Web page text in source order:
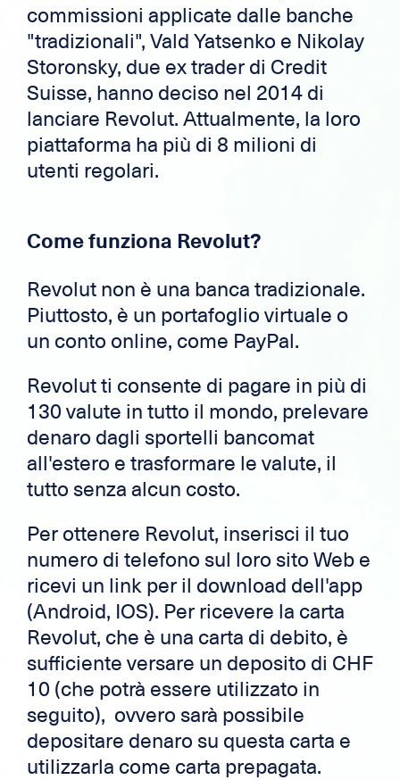
commissioni applicate dalle banche
"tradizionali", Vald Yatsenko e Nikolay
Storonsky, due ex trader di Credit
Suisse, hanno deciso nel 2014 di
lanciare Revolut. Attualmente, la loro
piattaforma ha più di 8 milioni di
utenti regolari.
Come funziona Revolut?
Revolut non è una banca tradizionale.
Piuttosto, è un portafoglio virtuale o
un conto online, come PayPal.
Revolut ti consente di pagare in più di
130 valute in tutto il mondo, prelevare
denaro dagli sportelli bancomat
all'estero e trasformare le valute, il
tutto senza alcun costo.
Per ottenere Revolut, inserisci il tuo
numero di telefono sul loro sito Web e
ricevi un link per il download dell'app
(Android, IOS). Per ricevere la carta
Revolut, che è una carta di debito, è
sufficiente versare un deposito di CHF
10 (che potrà essere utilizzato in
seguito), ovvero sarà possibile
depositare denaro su questa carta e
utilizzarla come carta prepagata.